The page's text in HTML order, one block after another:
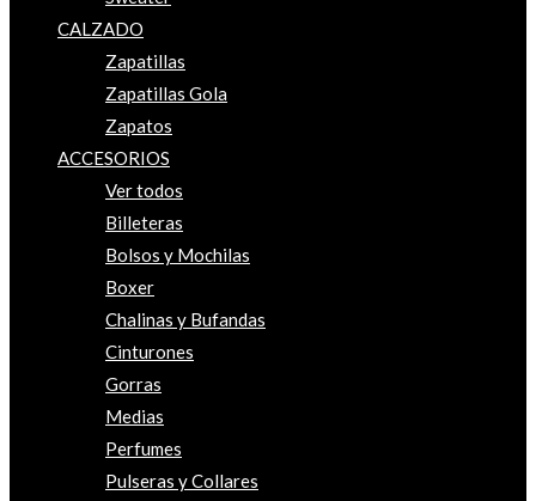
CALZADO
Zapatillas
Zapatillas Gola
Zapatos
ACCESORIOS
Ver todos
Billeteras
Bolsos y Mochilas
Boxer
Chalinas y Bufandas
Cinturones
Gorras
Medias
Perfumes
Pulseras y Collares